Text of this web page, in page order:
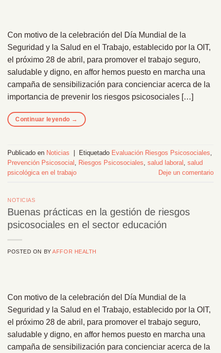
Con motivo de la celebración del Día Mundial de la
Seguridad y la Salud en el Trabajo, establecido por la OIT,
el próximo 28 de abril, para promover el trabajo seguro,
saludable y digno, en affor hemos puesto en marcha una
campaña de sensibilización para concienciar acerca de la
importancia de prevenir los riesgos psicosociales […]
Continuar leyendo →
Publicado en Noticias Etiquetado Evaluación Riesgos Psicosociales,
Prevención Psicosocial , Riesgos Psicosociales, salud laboral , salud
psicológica en el trabajo
Deje un comentario
NOTICIAS
Buenas prácticas en la gestión de riesgos
psicosociales en el sector educación
POSTED ON BYAFFOR HEALTH
Con motivo de la celebración del Día Mundial de la
Seguridad y la Salud en el Trabajo, establecido por la OIT,
el próximo 28 de abril, para promover el trabajo seguro,
saludable y digno, en affor hemos puesto en marcha una
campaña de sensibilización para concienciar acerca de la